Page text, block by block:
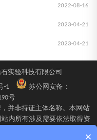
2022-08-16
2023-04-21
2023-04-21
实验科技有限公司
-1
苏公网安备：
号
并非持证主体名称。本网站
内所有涉及需要依法取得资
×